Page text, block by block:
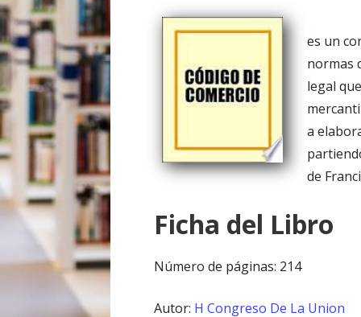
es un
normas
legal
a
de
Ficha del Libro
Número de páginas: 214
Autor: H Congreso De La Union